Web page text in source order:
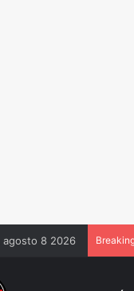
agosto 8 2026